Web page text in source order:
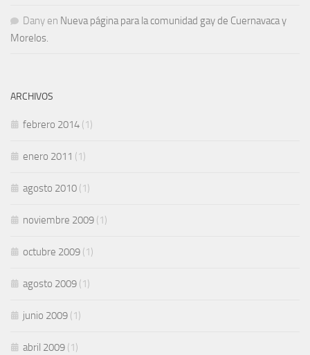
Dany en Nueva página para la comunidad gay de Cuernavaca y
Morelos.
ARCHIVOS
febrero 2014 (1)
enero 2011 (1)
agosto 2010 (1)
noviembre 2009 (1)
octubre 2009 (1)
agosto 2009 (1)
junio 2009 (1)
abril 2009 (1)